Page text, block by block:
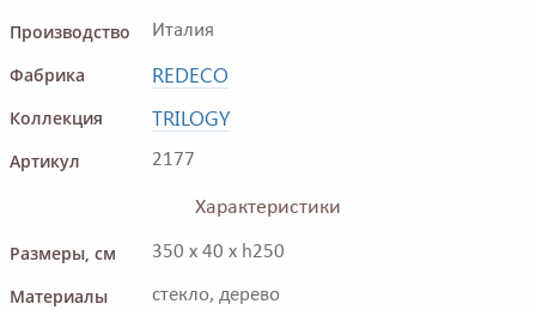
Производство
Италия
Фабрика REDECO
Коллекция TRILOGY
Артикул 2177
Характеристики
Размеры, см
350 x 40 x h250
Материалы стекло, дерево